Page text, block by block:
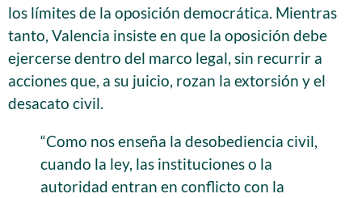
los límites de la oposición democrática. Mientras
tanto, Valencia insiste en que la oposición debe
ejercerse dentro del marco legal, sin recurrir a
acciones que, a su juicio, rozan la extorsión y el
desacato civil.
“Como nos enseña la desobediencia civil,
cuando la ley, las instituciones o la
autoridad entran en conflicto con la